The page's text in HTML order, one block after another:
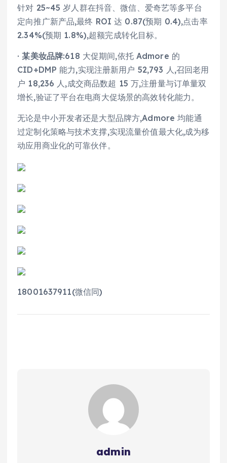
针对 25~45 岁人群在抖音、微信、爱奇艺等多平台
定向推广新产品,最终 ROI 达 0.87(预期 0.4),点击率
2.34%(预期 1.8%),超额完成转化目标。
·某美妆品牌:618 大促期间,依托 Admore 的
CID+DMP 能力,实现注册新用户 52,793 人,召回老用
户 18,236 人,成交商品数超 15 万,注册量与订单量双
增长,验证了平台在电商大促场景的高效转化能力。
无论是中小开发者还是大型品牌方,Admore 均能通
过定制化策略与技术支撑,实现流量价值最大化,成为移
动应用商业化的可靠伙伴。
18001637911(微信同)
admin